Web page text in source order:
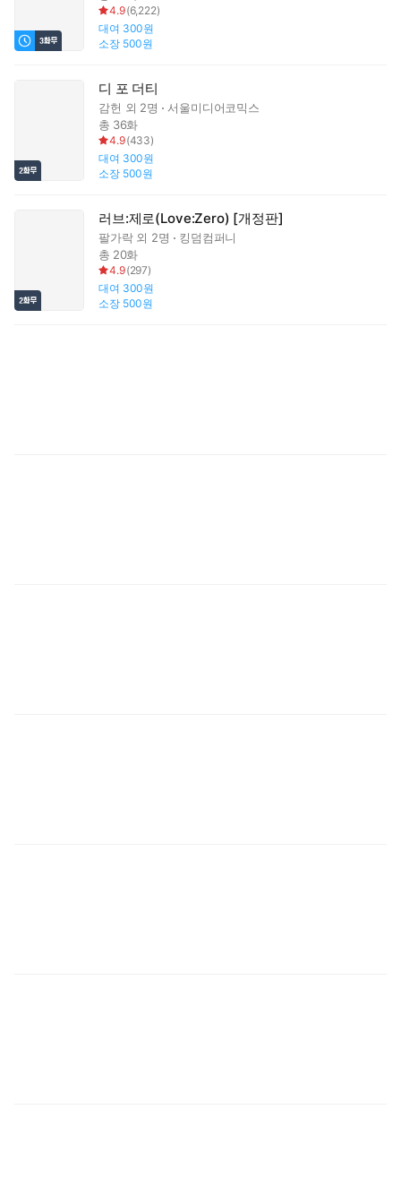
4.9(6,222)
대여 300원
소장 500원
디 포 더티
감헌 외 2명
서울미디어코믹스
총 36화
4.9(433)
대여 300원
소장 500원
러브:제로(Love:Zero) [개정판]
팔가락외 2명
킹덤컴퍼니
총 20화
4.9(297)
대여 300원
소장 500원